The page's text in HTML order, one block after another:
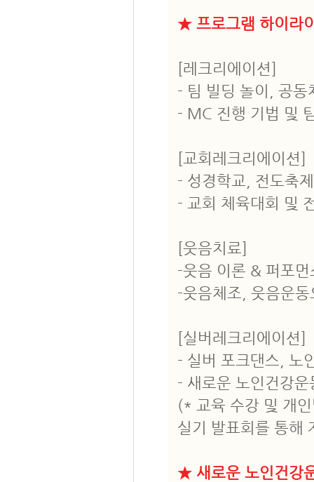
★ 프로그램 하이라
[레크리에이션]
- 팀 빌딩 놀이, 공동
- MC 진행 기법 및
[교회레크리에이션]
- 성경학교, 전도축
- 교회 체육대회 및
[웃음치료]
-웃음 이론 & 퍼포
-웃음체조, 웃음운동
[실버레크리에이션]
- 실버 포크댄스, 노
- 새로운 노인건강
(* 교육 수강 및 개
실기 발표회를 통해
★ 새로운 노인건강